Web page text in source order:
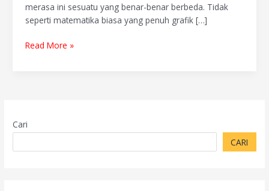
merasa ini sesuatu yang benar-benar berbeda. Tidak
seperti matematika biasa yang penuh grafik […]
Read More »
Cari
CARI